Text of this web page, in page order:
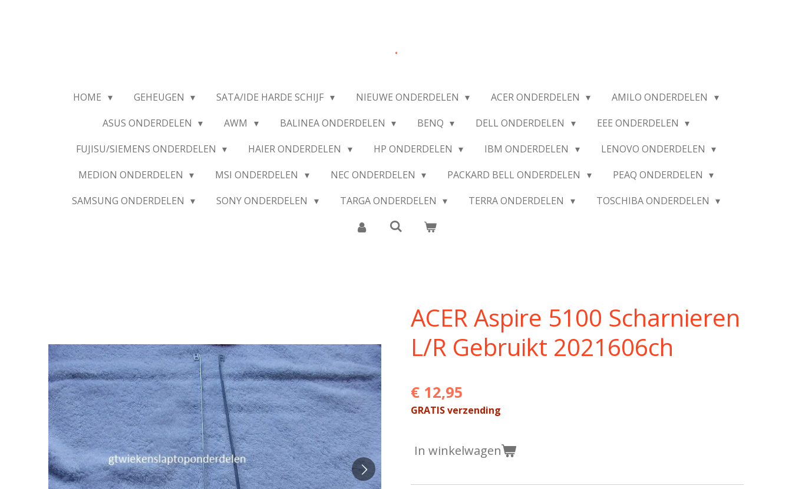
.
HOME GEHEUGEN SATA/IDE HARDE SCHIJF NIEUWE ONDERDELEN ACER ONDERDELEN
AMILO ONDERDELEN
ASUS ONDERDELEN
AWM BALINEA ONDERDELEN BENQ DELL ONDERDELEN
EEE ONDERDELEN
FUJISU/SIEMENS ONDERDELEN
HAIER ONDERDELEN HP ONDERDELEN IBM ONDERDELEN
LENOVO ONDERDELEN
MEDION ONDERDELEN
MSI ONDERDELEN NEC ONDERDELEN PACKARD BELL ONDERDELEN
PEAQ ONDERDELEN
SAMSUNG ONDERDELEN
SONY ONDERDELEN TARGA ONDERDELEN TERRA ONDERDELEN TOSCHIBA ONDERDELEN
ACER Aspire 5100 Scharnieren
L/R Gebruikt 2021606ch
€ 12,95
GRATIS verzending
In winkelwagen